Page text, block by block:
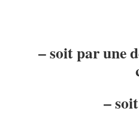
– soit par une
–